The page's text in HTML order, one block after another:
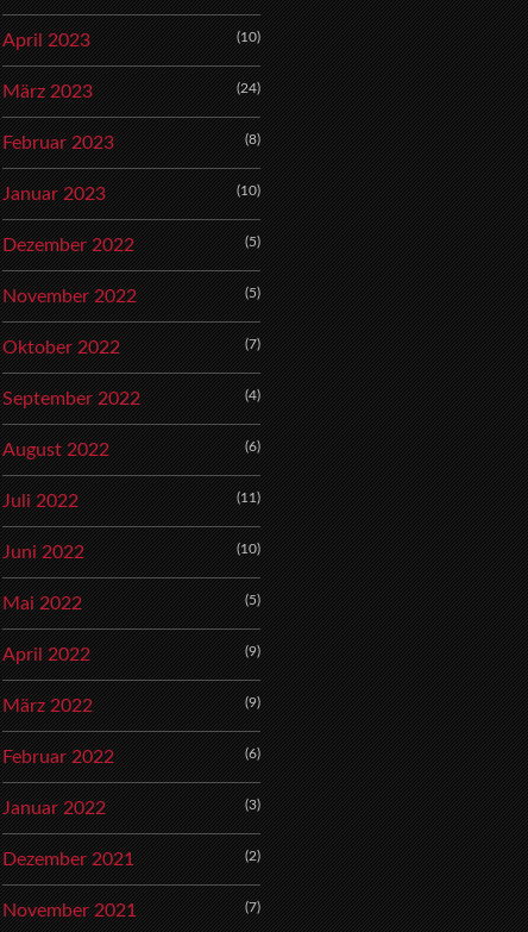
April 2023 (10)
März 2023 (24)
Februar 2023 (8)
Januar 2023 (10)
Dezember 2022 (5)
November 2022 (5)
Oktober 2022 (7)
September 2022 (4)
August 2022 (6)
Juli 2022 (11)
Juni 2022 (10)
Mai 2022 (5)
April 2022 (9)
März 2022 (9)
Februar 2022 (6)
Januar 2022 (3)
Dezember 2021 (2)
November 2021 (7)